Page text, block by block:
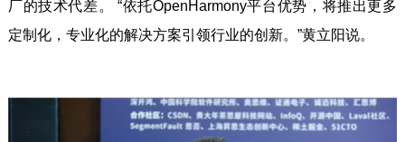
厂的技术代差。 “依托OpenHarmony平台优势，将推出更多
定制化，专业化的解决方案引领行业的创新。”黄立阳说。